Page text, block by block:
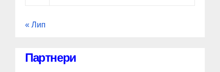
« Лип
Партнери